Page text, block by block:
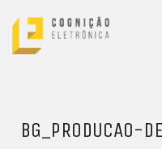
BG_PRODUCAO-